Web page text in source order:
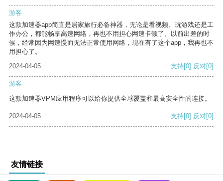
游客
这款加速器app简直是居家旅行必备神器，无论是看视频、玩游戏还是工
作办公，都能畅享高速网络，再也不用担心网速卡顿了。以前出差的时
候，经常因为网速慢而无法正常使用网络，现在有了这个app，我再也不
用担心了。
2024-04-05
支持[0] 反对[0]
游客
这款加速器VPM应用程序可以给你提供全球覆盖和最高安全性的连接。
2024-04-05 支持[0] 反对[0]
友情链接